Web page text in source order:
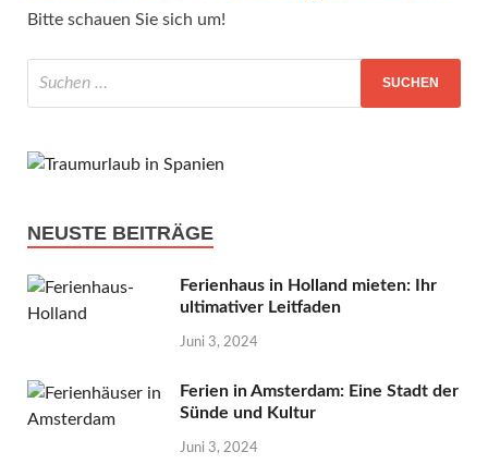
Bitte schauen Sie sich um!
NEUSTE BEITRÄGE
Ferienhaus in Holland mieten: Ihr
ultimativer Leitfaden
Juni 3, 2024
Ferien in Amsterdam: Eine Stadt der
Sünde und Kultur
Juni 3, 2024